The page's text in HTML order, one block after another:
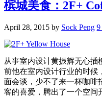
槟城美食：2F+
April 28, 2015 by Sock Peng 9
从事室内设计黄振辉无心
前他在室内设计行业的时候
面会谈，少不了来一杯咖啡
客的喜爱，腾出了一个空间